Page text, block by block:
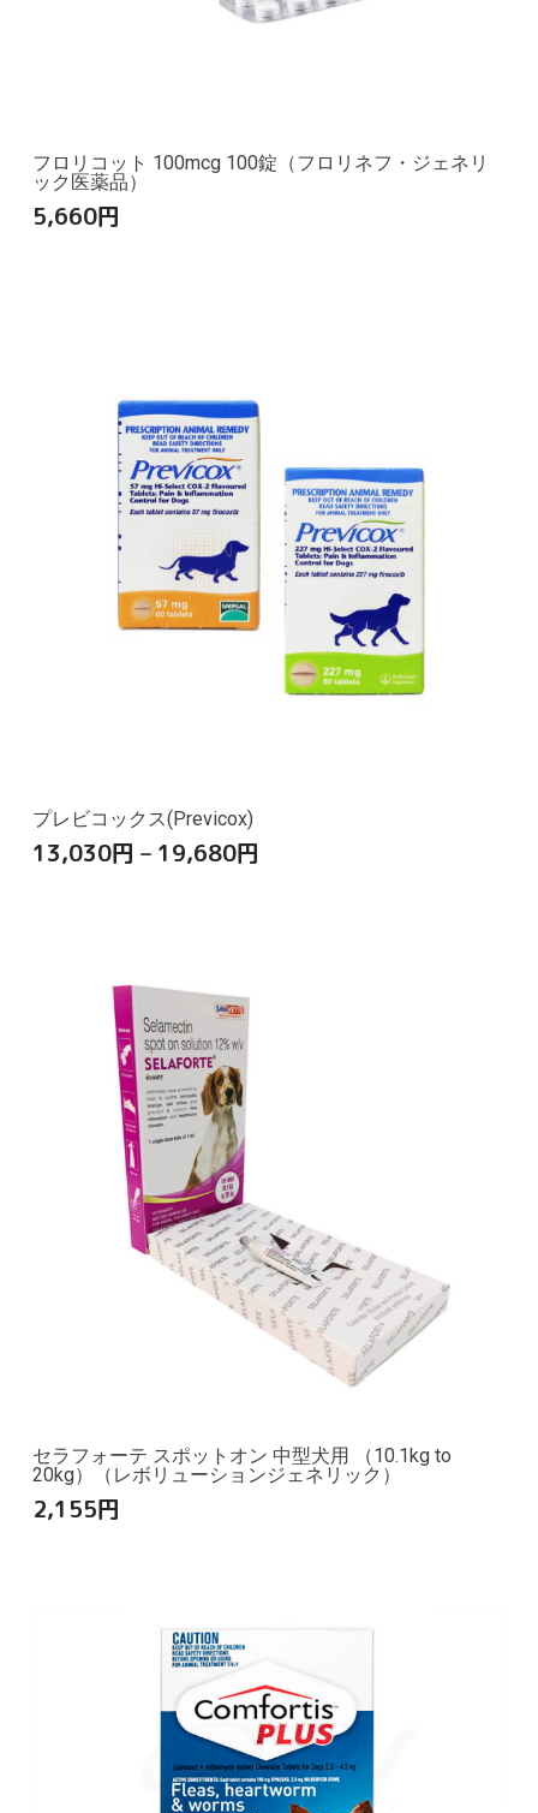
フロリコット 100mcg 100錠（フロリネフ・ジェネリ
ック医薬品）
5,660円
プレビコックス(Previcox)
13,030円 – 19,680円
セラフォーテ スポットオン 中型犬用 （10.1kg to
20kg）（レボリューションジェネリック）
2,155円